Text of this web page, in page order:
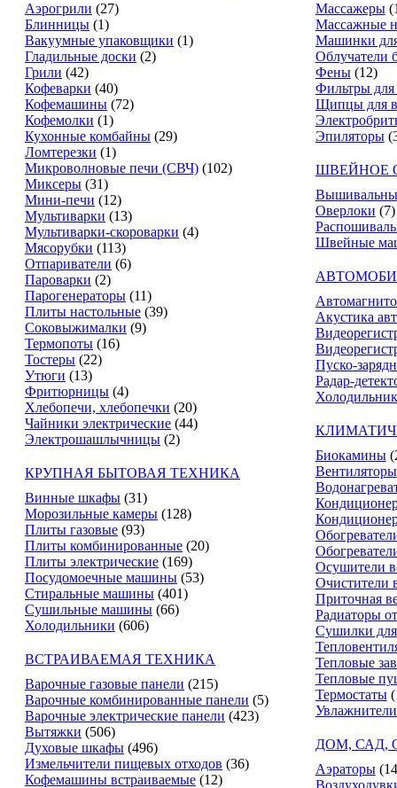
Аэрогрили (27)
Блинницы (1)
Вакуумные упаковщики (1)
Гладильные доски (2)
Грили (42)
Кофеварки (40)
Кофемашины (72)
Кофемолки (1)
Кухонные комбайны (29)
Ломтерезки (1)
Микроволновые печи (СВЧ) (102)
Миксеры (31)
Мини-печи (12)
Мультиварки (13)
Мультиварки-скороварки (4)
Мясорубки (113)
Отпариватели (6)
Пароварки (2)
Парогенераторы (11)
Плиты настольные (39)
Соковыжималки (9)
Термопоты (16)
Тостеры (22)
Утюги (13)
Фритюрницы (4)
Хлебопечи, хлебопечки (20)
Чайники электрические (44)
Электрошашлычницы (2)
КРУПНАЯ БЫТОВАЯ ТЕХНИКА
Винные шкафы (31)
Морозильные камеры (128)
Плиты газовые (93)
Плиты комбинированные (20)
Плиты электрические (169)
Посудомоечные машины (53)
Стиральные машины (401)
Сушильные машины (66)
Холодильники (606)
ВСТРАИВАЕМАЯ ТЕХНИКА
Варочные газовые панели (215)
Варочные комбинированные панели (5)
Варочные электрические панели (423)
Вытяжки (506)
Духовые шкафы (496)
Измельчители пищевых отходов (36)
Кофемашины встраиваемые (12)
Массажеры
Массажные
Машинки
Облучатели
Фены (12)
Фильтры
Щипцы для
Эпиляторы
ШВЕЙНОЕ
Оверлоки (7)
Швейные
Акустика
Пуско-
Радар-
Биокамины
Вентиляторы
Осушители
Очистители
Приточная
Радиаторы
Сушилки
Тепловые
Тепловые
Термостаты
ДОМ, САД,
Аэраторы